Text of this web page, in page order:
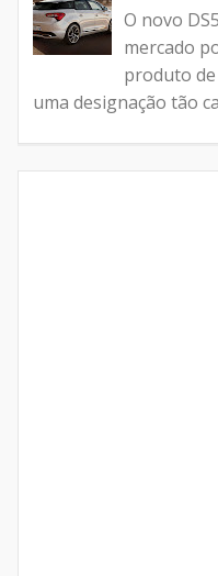
O novo
mercado
produto
uma designação tão